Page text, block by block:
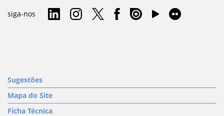
siga-nos
Sugestões
Mapa do Site
Ficha Técnica